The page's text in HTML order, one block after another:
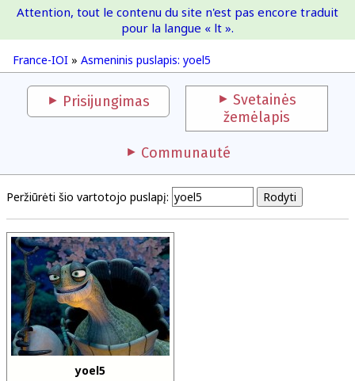
France-IOI
France-IOI » Asmeninis puslapis: yoel5
Attention, tout le contenu du site n'est pas encore traduit
pour la langue « lt ».
Prisijungimas
Svetainės
žemėlapis
Communauté
Peržiūrėti šio vartotojo puslapį:
yoel5